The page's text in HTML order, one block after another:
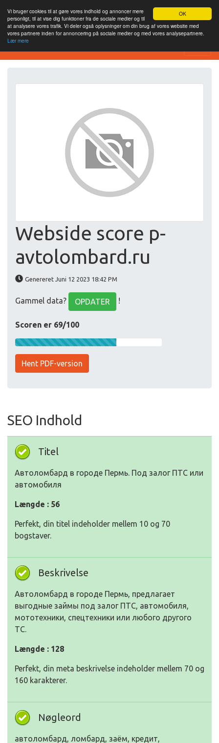
OK
Vi bruger cookies til at gøre vores indhold og annoncer mere
personligt, til at vise dig funktioner fra de sociale medier og til
at analysere vores trafik. Vi deler også oplysninger om din brug af vores website med
vores partnere inden for annoncering på sociale medier og med vores analysepartnere.
Lær mere
SEO Analytics
Webside score p-
avtolombard.ru
Genereret Juni 12 2023 18:42 PM
Gammel data? OPDATER !
Scoren er 69/100
Hent PDF-version
SEO Indhold
Titel
Автоломбард в городе Пермь. Под залог ПТС или
автомобиля
Længde : 56
Perfekt, din titel indeholder mellem 10 og 70
bogstaver.
Beskrivelse
Автоломбард в городе Пермь, предлагает
выгодные займы под залог ПТС, автомобиля,
мототехники, спецтехники или любого другого
ТС.
Længde : 128
Perfekt, din meta beskrivelse indeholder mellem 70 og
160 karakterer.
Nøgleord
автоломбард, ломбард, заём, кредит,